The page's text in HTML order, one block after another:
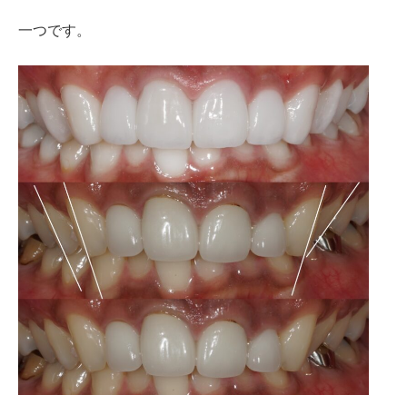
一つです。